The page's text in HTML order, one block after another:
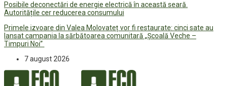
Posibile deconectări de energie electrică în această seară.
Autoritățile cer reducerea consumului
Primele izvoare din Valea Molovateț vor fi restaurate: cinci sate au
lansat campania la sărbătoarea comunitară „Școală Veche –
Timpuri Noi”
7 august 2026